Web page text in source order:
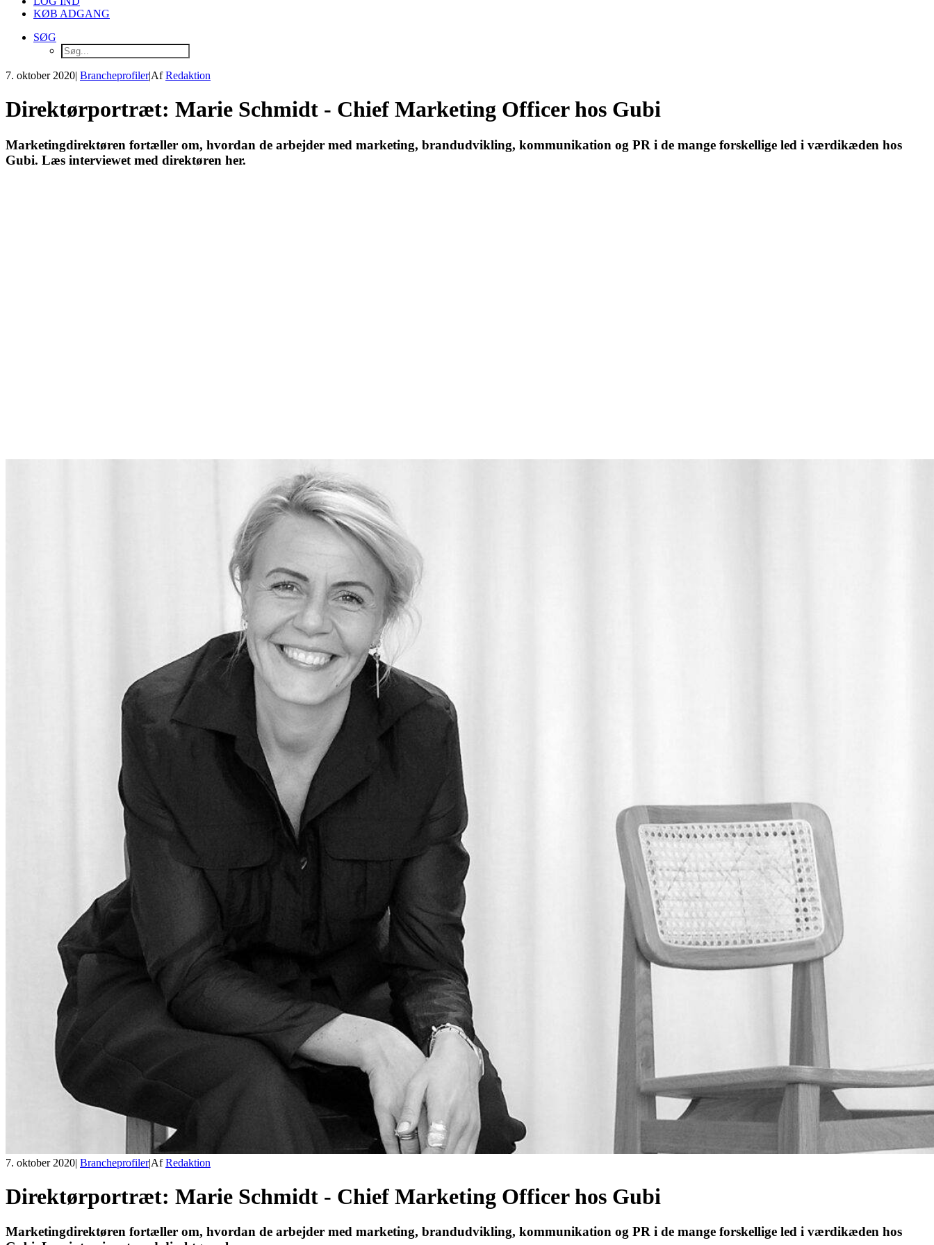
KØB ADGANG
SØG
7. oktober 2020| Brancheprofiler|AfRedaktion
Direktørportræt: Marie Schmidt - Chief Marketing Officer hos Gubi
Marketingdirektøren fortæller om, hvordan de arbejder med marketing, brandudvikling, kommunikation og PR i de mange forskellige led i værdikæden hos
Gubi. Læs interviewet med direktøren her.
7. oktober 2020| Brancheprofiler|AfRedaktion
Direktørportræt: Marie Schmidt - Chief Marketing Officer hos Gubi
Marketingdirektøren fortæller om, hvordan de arbejder med marketing, brandudvikling, kommunikation og PR i de mange forskellige led i værdikæden hos